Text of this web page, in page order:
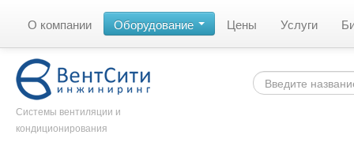
О компании Оборудование Цены Услуги
Системы вентиляции и
кондиционирования